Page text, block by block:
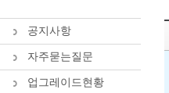
공지사항
자주묻는질문
업그레이드현황